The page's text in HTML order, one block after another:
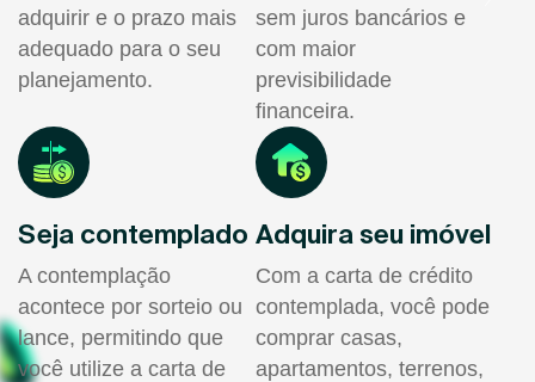
adquirir e o prazo mais
adequado para o seu
planejamento.
sem juros bancários e
com maior
previsibilidade
financeira.
Seja contemplado
A contemplação
acontece por sorteio ou
lance, permitindo que
você utilize a carta de
Adquira seu imóvel
Com a carta de crédito
contemplada, você pode
comprar casas,
apartamentos, terrenos,